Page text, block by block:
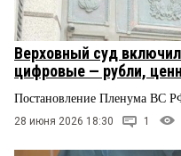
Верховный суд
цифровые — рубли,
Постановление Пленума ВС
28 июня 2026 18:30 1